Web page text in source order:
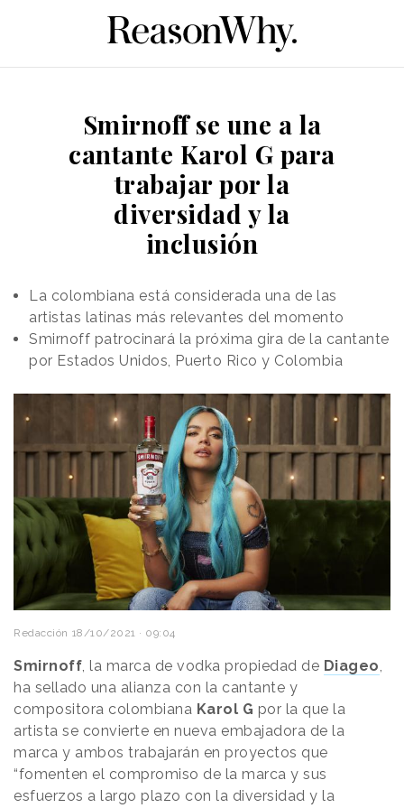
Smirnoff se une a la
cantante Karol G para
trabajar por la
diversidad y la
inclusión
La colombiana está considerada una de las
artistas latinas más relevantes del momento
Smirnoff patrocinará la próxima gira de la cantante
por Estados Unidos, Puerto Rico y Colombia
Redacción 18/10/2021 · 09:04
Smirnoff, la marca de vodka propiedad de Diageo,
ha sellado una alianza con la cantante y
compositora colombiana Karol G por la que la
artista se convierte en nueva embajadora de la
marca y ambos trabajarán en proyectos que
“fomenten el compromiso de la marca y sus
esfuerzos a largo plazo con la diversidad y la